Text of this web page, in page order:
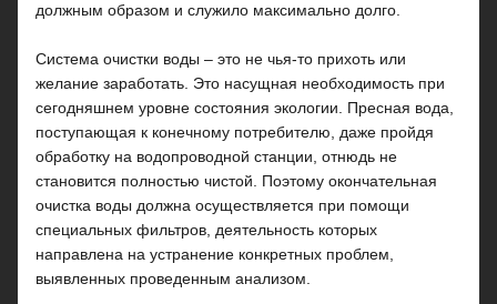
должным образом и служило максимально долго.
Система очистки воды – это не чья-то прихоть или
желание заработать. Это насущная необходимость при
сегодняшнем уровне состояния экологии. Пресная вода,
поступающая к конечному потребителю, даже пройдя
обработку на водопроводной станции, отнюдь не
становится полностью чистой. Поэтому окончательная
очистка воды должна осуществляется при помощи
специальных фильтров, деятельность которых
направлена на устранение конкретных проблем,
выявленных проведенным анализом.